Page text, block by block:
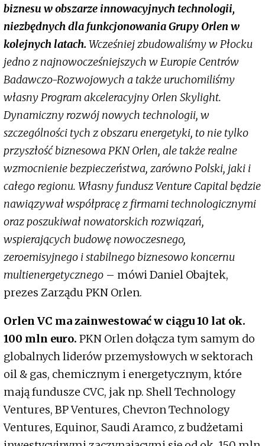
biznesu w obszarze innowacyjnych technologii,
niezbędnych dla funkcjonowania Grupy Orlen w
kolejnych latach. Wcześniej zbudowaliśmy w Płocku
jedno z najnowocześniejszych w Europie Centrów
Badawczo-Rozwojowych a także uruchomiliśmy
własny Program akceleracyjny Orlen Skylight.
Dynamiczny rozwój nowych technologii, w
szczególności tych z obszaru energetyki, to nie tylko
przyszłość biznesowa PKN Orlen, ale także realne
wzmocnienie bezpieczeństwa, zarówno Polski, jaki i
całego regionu. Własny fundusz Venture Capital będzie
nawiązywał współpracę z firmami technologicznymi
oraz poszukiwał nowatorskich rozwiązań,
wspierających budowę nowoczesnego,
zeroemisyjnego i stabilnego biznesowo koncernu
multienergetycznego – mówi Daniel Obajtek,
prezes Zarządu PKN Orlen.
Orlen VC ma zainwestować w ciągu 10 lat ok.
100 mln euro. PKN Orlen dołącza tym samym do
globalnych liderów przemysłowych w sektorach
oil & gas, chemicznym i energetycznym, które
mają fundusze CVC, jak np. Shell Technology
Ventures, BP Ventures, Chevron Technology
Ventures, Equinor, Saudi Aramco, z budżetami